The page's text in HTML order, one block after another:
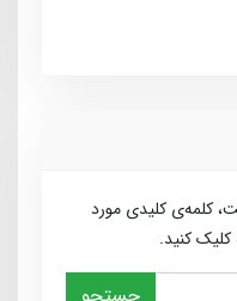
کلمه‌ی کلیدی مورد
کنید.